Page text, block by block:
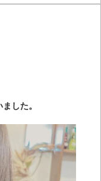
した。